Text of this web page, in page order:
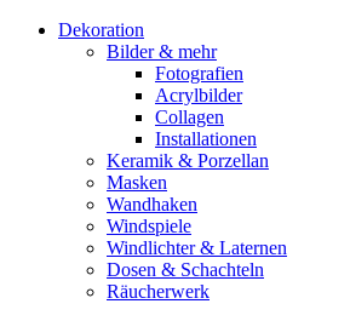
Dekoration
Bilder & mehr
Fotografien
Acrylbilder
Collagen
Installationen
Keramik & Porzellan
Masken
Wandhaken
Windspiele
Windlichter & Laternen
Dosen & Schachteln
Räucherwerk